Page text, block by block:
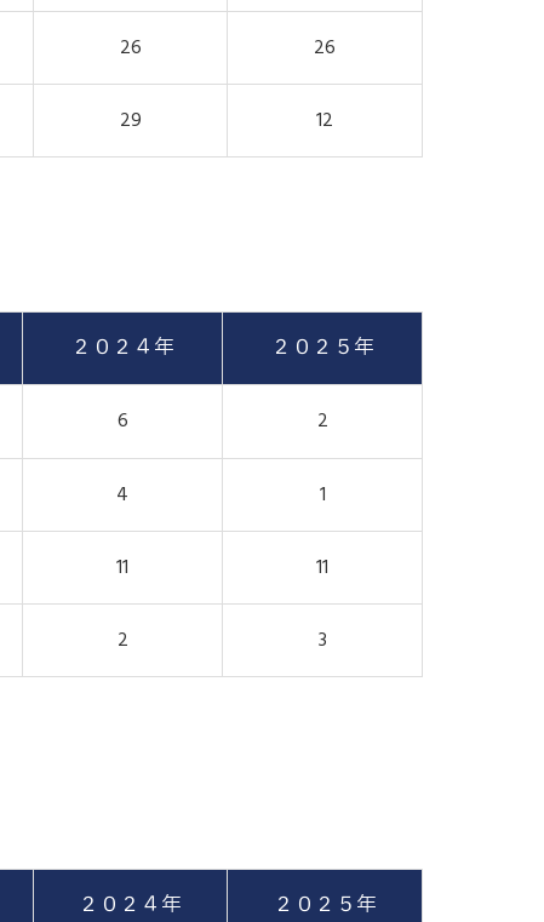
26 26
29 12
２０２４年 ２０２５年
6 2
4 1
11 11
2 3
２０２４年 ２０２５年